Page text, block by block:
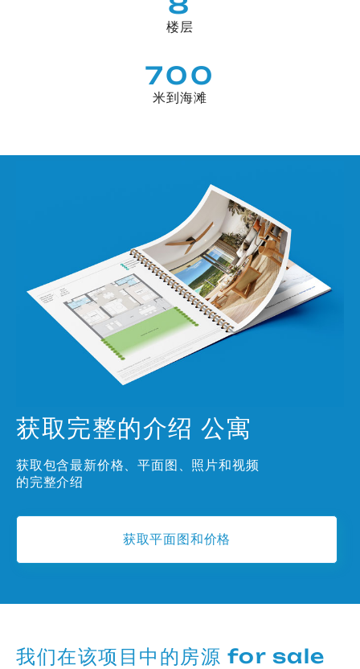
楼层
700
米到海滩
获取完整的介绍 公寓
获取包含最新价格、平面图、照片和视频
的完整介绍
获取平面图和价格
我们在该项目中的房源 for sale